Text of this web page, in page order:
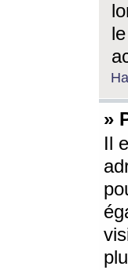
»
Il